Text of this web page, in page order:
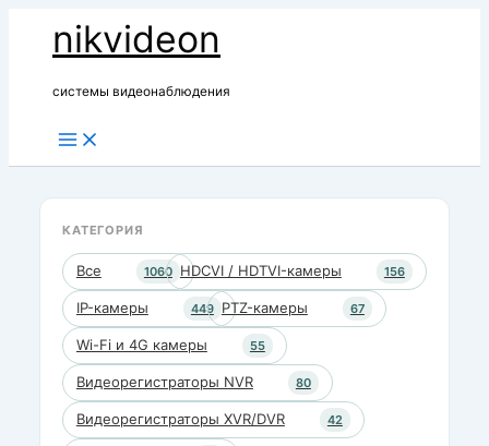
nikvideon
системы видеонаблюдения
КАТЕГОРИЯ
Все 1060 HDCVI / HDTVI-камеры 156
IP-камеры 449 PTZ-камеры 67
Wi-Fi и 4G камеры 55
Видеорегистраторы NVR 80
Видеорегистраторы XVR/DVR 42